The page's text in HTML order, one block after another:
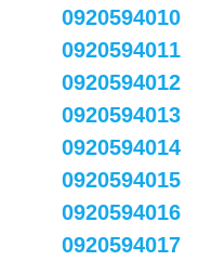
0920594010
0920594011
0920594012
0920594013
0920594014
0920594015
0920594016
0920594017